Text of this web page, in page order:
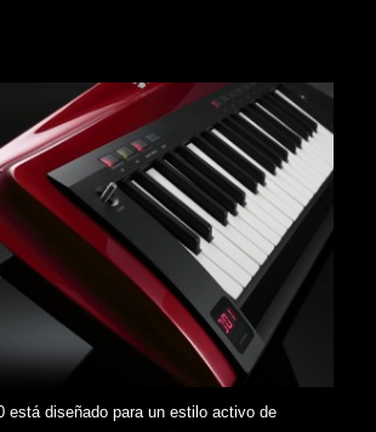
está diseñado para un estilo activo de